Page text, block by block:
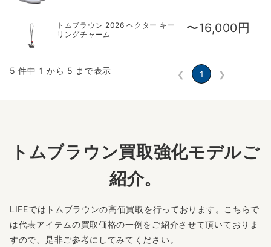
トムブラウン 2026 ヘクター キー
リングチャーム
〜16,000円
5 件中 1 から 5 まで表示 ❮ 1 ❯
トムブラウン買取強化モデルご
紹介。
LIFEではトムブラウンの高価買取を行っております。こちらで
は代表アイテムの買取価格の一例をご紹介させて頂いておりま
すので、是非ご参考にしてみてください。